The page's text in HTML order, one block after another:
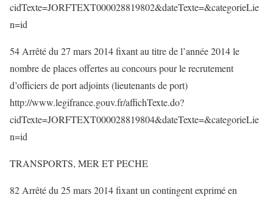
cidTexte=JORFTEXT000028819802&dateTexte=&categorieLie
n=id
54 Arrêté du 27 mars 2014 fixant au titre de l’année 2014 le
nombre de places offertes au concours pour le recrutement
d’officiers de port adjoints (lieutenants de port)
http://www.legifrance.gouv.fr/affichTexte.do?
cidTexte=JORFTEXT000028819804&dateTexte=&categorieLie
n=id
TRANSPORTS, MER ET PECHE
82 Arrêté du 25 mars 2014 fixant un contingent exprimé en